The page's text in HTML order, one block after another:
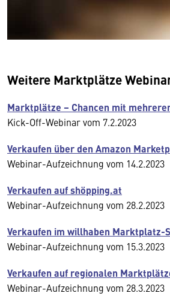
Weitere Marktplätze
Marktplätze – Chancen mit
Kick-Off-Webinar vom 7.2.2023
Verkaufen über den Amazon
Webinar-Aufzeichnung vom 14.2.2023
Verkaufen auf shöpping.at
Webinar-Aufzeichnung vom 28.2.2023
Verkaufen im willhaben Marktplatz-
Webinar-Aufzeichnung vom 15.3.2023
Verkaufen auf regionalen
Webinar-Aufzeichnung vom 28.3.2023